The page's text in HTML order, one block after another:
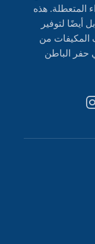
المتعطلة. هذه
أيضًا لتوفير
المكيفات من
حفر الباطن